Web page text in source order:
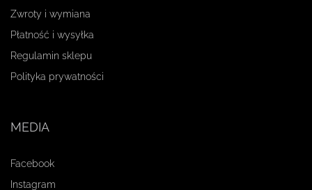
Zwroty i wymiana
Płatność i wysyłka
Regulamin sklepu
Polityka prywatności
MEDIA
Facebook
Instagram